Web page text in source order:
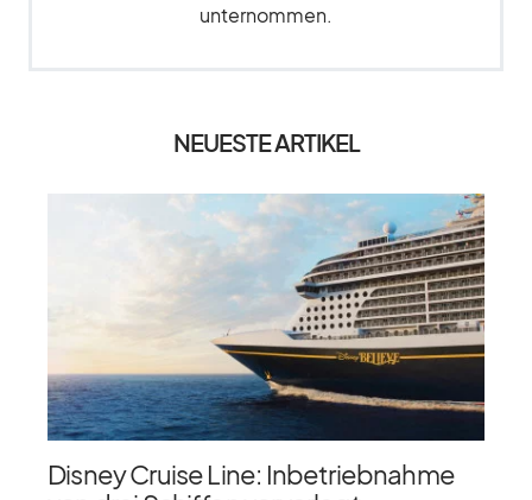
unternommen.
NEUESTE ARTIKEL
Disney Cruise Line: Inbetriebnahme